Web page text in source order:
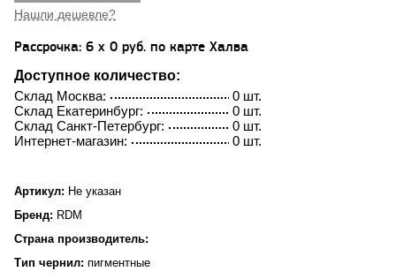
Нашли дешевле?
Рассрочка: 6 x 0 руб. по карте Халва
Доступное количество:
0 шт.
Склад Москва:
0 шт.
Склад Екатеринбург:
0 шт.
Склад Санкт-Петербург:
0 шт.
Интернет-магазин:
Артикул: Не указан
Бренд: RDM
Страна производитель:
Тип чернил: пигментные